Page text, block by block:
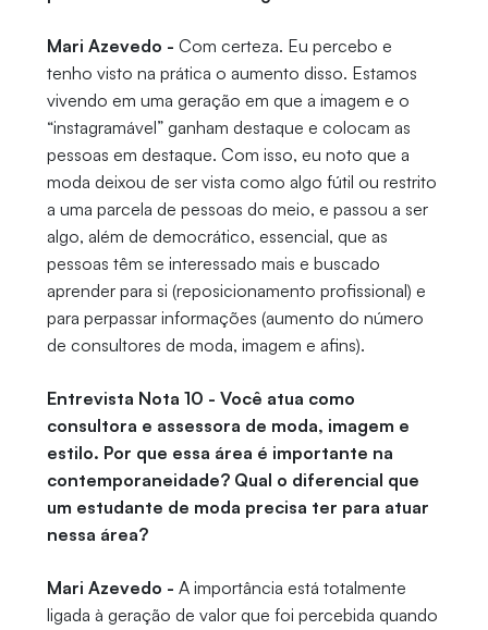
Mari Azevedo - Com certeza. Eu percebo e
tenho visto na prática o aumento disso. Estamos
vivendo em uma geração em que a imagem e o
“instagramável” ganham destaque e colocam as
pessoas em destaque. Com isso, eu noto que a
moda deixou de ser vista como algo fútil ou restrito
a uma parcela de pessoas do meio, e passou a ser
algo, além de democrático, essencial, que as
pessoas têm se interessado mais e buscado
aprender para si (reposicionamento profissional) e
para perpassar informações (aumento do número
de consultores de moda, imagem e afins).
Entrevista Nota 10 - Você atua como
consultora e assessora de moda, imagem e
estilo. Por que essa área é importante na
contemporaneidade? Qual o diferencial que
um estudante de moda precisa ter para atuar
nessa área?
Mari Azevedo - A importância está totalmente
ligada à geração de valor que foi percebida quando